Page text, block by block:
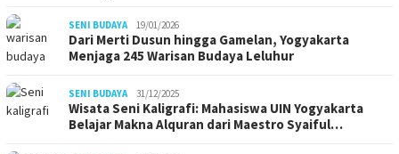
SENI BUDAYA 19/01/2026
Dari Merti Dusun hingga Gamelan, Yogyakarta
Menjaga 245 Warisan Budaya Leluhur
SENI BUDAYA 31/12/2025
Wisata Seni Kaligrafi: Mahasiswa UIN Yogyakarta
Belajar Makna Alquran dari Maestro Syaiful…